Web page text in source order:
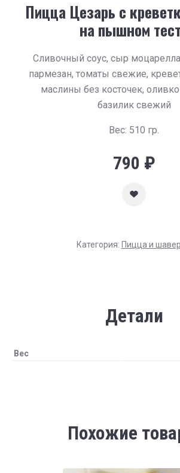
Пицца Цезарь с
на пышном
Сливочный соус, сыр
пармезан, томаты свежие,
маслины без косточек,
базилик свежий
Вес: 510 гр.
790 ₽
Категория: Пицца и
Детали
Вес
Похожие